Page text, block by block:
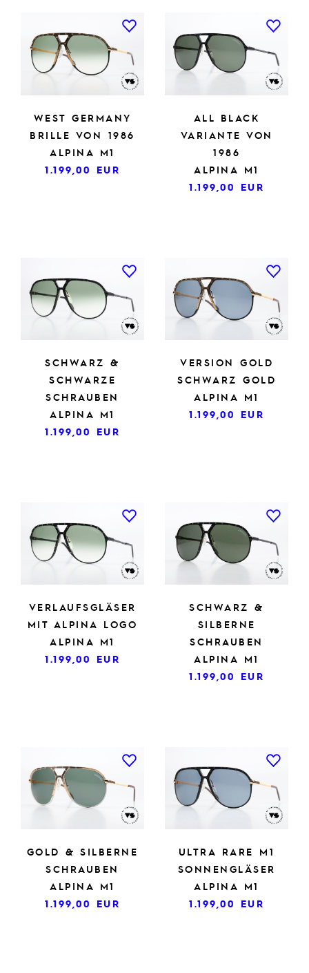
WEST GERMANY
BRILLE VON 1986
ALPINA M1
1.199,00 EUR
ALL BLACK
VARIANTE VON
1986
ALPINA M1
1.199,00 EUR
SCHWARZ &
SCHWARZE
SCHRAUBEN
ALPINA M1
1.199,00 EUR
VERSION GOLD
SCHWARZ GOLD
ALPINA M1
1.199,00 EUR
VERLAUFSGLÄSER
MIT ALPINA LOGO
ALPINA M1
1.199,00 EUR
SCHWARZ &
SILBERNE
SCHRAUBEN
ALPINA M1
1.199,00 EUR
GOLD & SILBERNE
SCHRAUBEN
ALPINA M1
1.199,00 EUR
ULTRA RARE M1
SONNENGLÄSER
ALPINA M1
1.199,00 EUR